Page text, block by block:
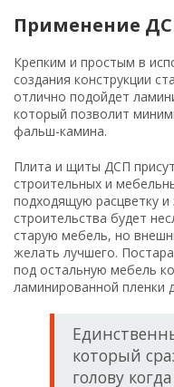
Применение
Крепким и простым в
создания конструкции
отлично подойдет
который позволит
фальш-камина.
Плита и щиты ДСП
строительных и
подходящую расцветку и
строительства будет
старую мебель, но
желать лучшего.
под остальную мебель
ламинированной пленки
который
голову